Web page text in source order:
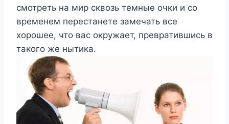
смотреть на мир сквозь темные очки и со
временем перестанете замечать все
хорошее, что вас окружает, превратившись в
такого же нытика.